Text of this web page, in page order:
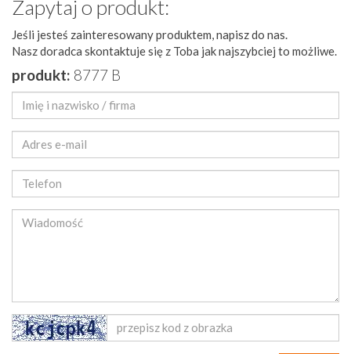
Zapytaj o produkt:
Jeśli jesteś zainteresowany produktem, napisz do nas.
Nasz doradca skontaktuje się z Toba jak najszybciej to możliwe.
produkt: 8777 B